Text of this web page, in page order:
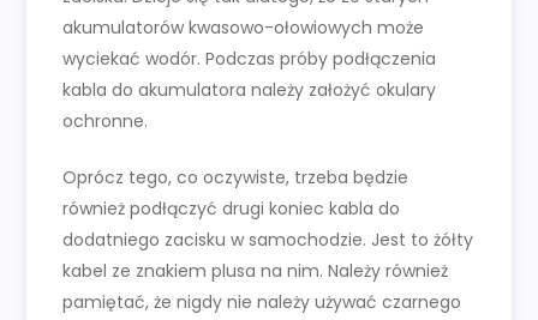
akumulatorów kwasowo-ołowiowych może
wyciekać wodór. Podczas próby podłączenia
kabla do akumulatora należy założyć okulary
ochronne.
Oprócz tego, co oczywiste, trzeba będzie
również podłączyć drugi koniec kabla do
dodatniego zacisku w samochodzie. Jest to żółty
kabel ze znakiem plusa na nim. Należy również
pamiętać, że nigdy nie należy używać czarnego